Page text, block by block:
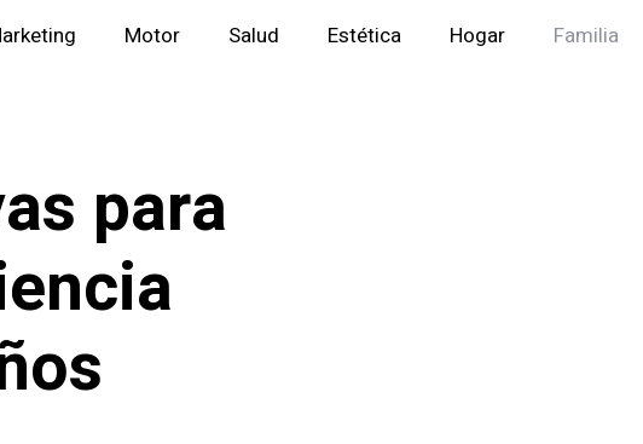
Motor Salud Estética Hogar Familia
para